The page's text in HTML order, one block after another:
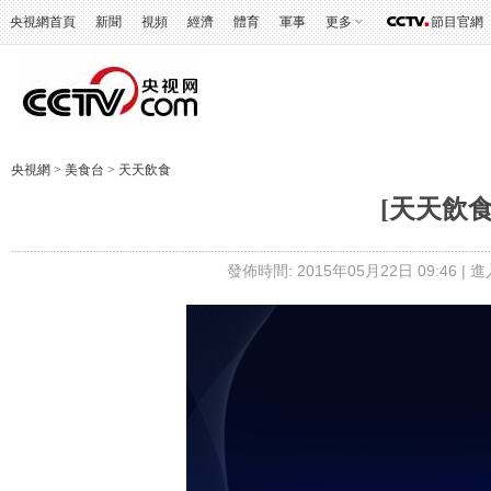
央視網首頁 新聞 視頻 經濟 體育 軍事 更多 節目官網
央視網 > 美食台 > 天天飲食
[天天飲
發佈時間: 2015年05月22日 09:46 | 進